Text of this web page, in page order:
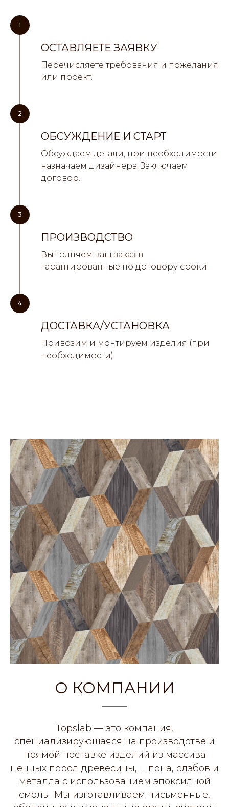
1
ОСТАВЛЯЕТЕ ЗАЯВКУ
Перечисляете требования и пожелания
или проект.
2
ОБСУЖДЕНИЕ И СТАРТ
Обсуждаем детали, при необходимости
назначаем дизайнера. Заключаем
договор.
3
ПРОИЗВОДСТВО
Выполняем ваш заказ в
гарантированные по договору сроки.
4
ДОСТАВКА/УСТАНОВКА
Привозим и монтируем изделия (при
необходимости).
О КОМПАНИИ
Topslab — это компания,
специализирующаяся на производстве и
прямой поставке изделий из массива
ценных пород древесины, шпона, слэбов и
металла с использованием эпоксидной
смолы. Мы изготавливаем письменные,